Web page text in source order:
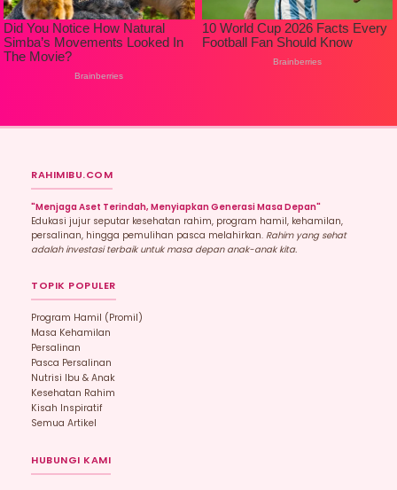
RAHIMIBU.COM
"Menjaga Aset Terindah, Menyiapkan Generasi Masa Depan"
Edukasi jujur seputar kesehatan rahim, program hamil, kehamilan,
persalinan, hingga pemulihan pasca melahirkan. Rahim yang sehat
adalah investasi terbaik untuk masa depan anak-anak kita.
TOPIK POPULER
Program Hamil (promil)
Masa Kehamilan
Persalinan
Pasca Persalinan
Nutrisi Ibu & Anak
Kesehatan Rahim
Kisah Inspiratif
Semua Artikel
HUBUNGI KAMI